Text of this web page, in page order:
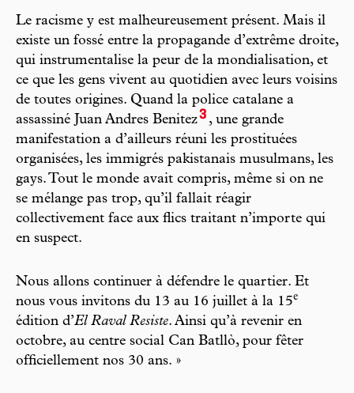
Le racisme y est malheureusement présent. Mais il
existe un fossé entre la propagande d’extrême droite,
qui instrumentalise la peur de la mondialisation, et
ce que les gens vivent au quotidien avec leurs voisins
de toutes origines. Quand la police catalane a
assassiné Juan Andres Benitez3 , une grande
manifestation a d’ailleurs réuni les prostituées
organisées, les immigrés pakistanais musulmans, les
gays. Tout le monde avait compris, même si on ne
se mélange pas trop, qu’il fallait réagir
collectivement face aux flics traitant n’importe qui
en suspect.
Nous allons continuer à défendre le quartier. Et
nous vous invitons du 13 au 16 juillet à la 15e
édition d’El Raval Resiste. Ainsi qu’à revenir en
octobre, au centre social Can Batllò, pour fêter
officiellement nos 30 ans. »